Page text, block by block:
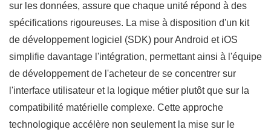
sur les données, assure que chaque unité répond à des
spécifications rigoureuses. La mise à disposition d'un kit
de développement logiciel (SDK) pour Android et iOS
simplifie davantage l'intégration, permettant ainsi à l'équipe
de développement de l'acheteur de se concentrer sur
l'interface utilisateur et la logique métier plutôt que sur la
compatibilité matérielle complexe. Cette approche
technologique accélère non seulement la mise sur le